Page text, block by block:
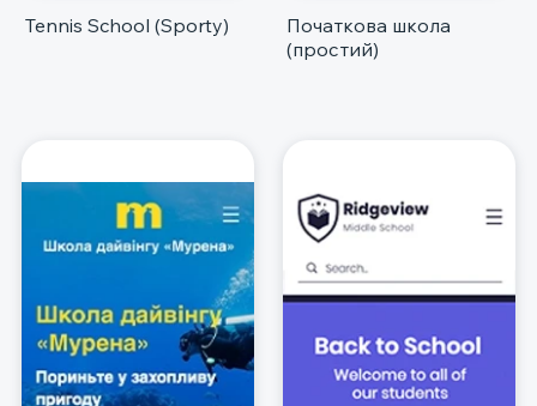
Tennis School (Sporty)
Початкова школа
(простий)